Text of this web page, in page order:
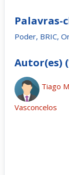
Palavras-
Poder, BRIC,
Autor(es)
Tiago
Vasconcelos